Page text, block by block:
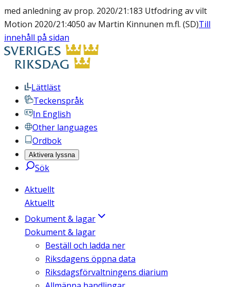
med anledning av prop. 2020/21:183 Utfodring av vilt
Motion 2020/21:4050 av Martin Kinnunen m.fl. (SD)Till
innehåll på sidan
Lättläst
Teckenspråk
In English
Other languages
Ordbok
Aktivera lyssna
Sök
Aktuellt
Aktuellt
Dokument & lagar
Dokument & lagar
Beställ och ladda ner
Riksdagens öppna data
Riksdagsförvaltningens diarium